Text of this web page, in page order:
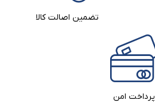
تضمین اصالت کالا​
پرداخت امن